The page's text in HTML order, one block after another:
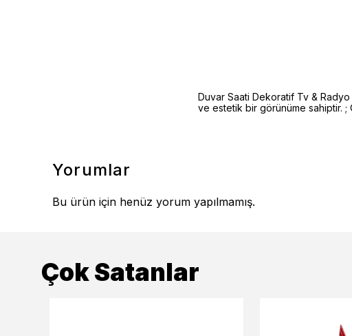
Duvar Saati Dekoratif Tv & Radyo
ve estetik bir görünüme sahiptir. ;
Yorumlar
Bu ürün için henüz yorum yapılmamış.
Çok Satanlar